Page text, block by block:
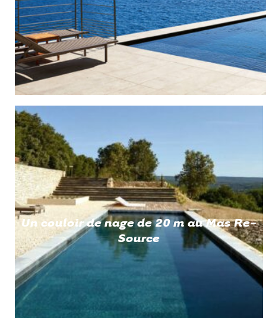
Un couloir de nage de 20 m au Mas Re-
Source